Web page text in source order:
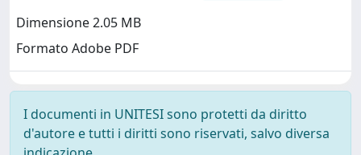
Dimensione 2.05 MB
Formato Adobe PDF
I documenti in UNITESI sono protetti da diritto
d'autore e tutti i diritti sono riservati, salvo diversa